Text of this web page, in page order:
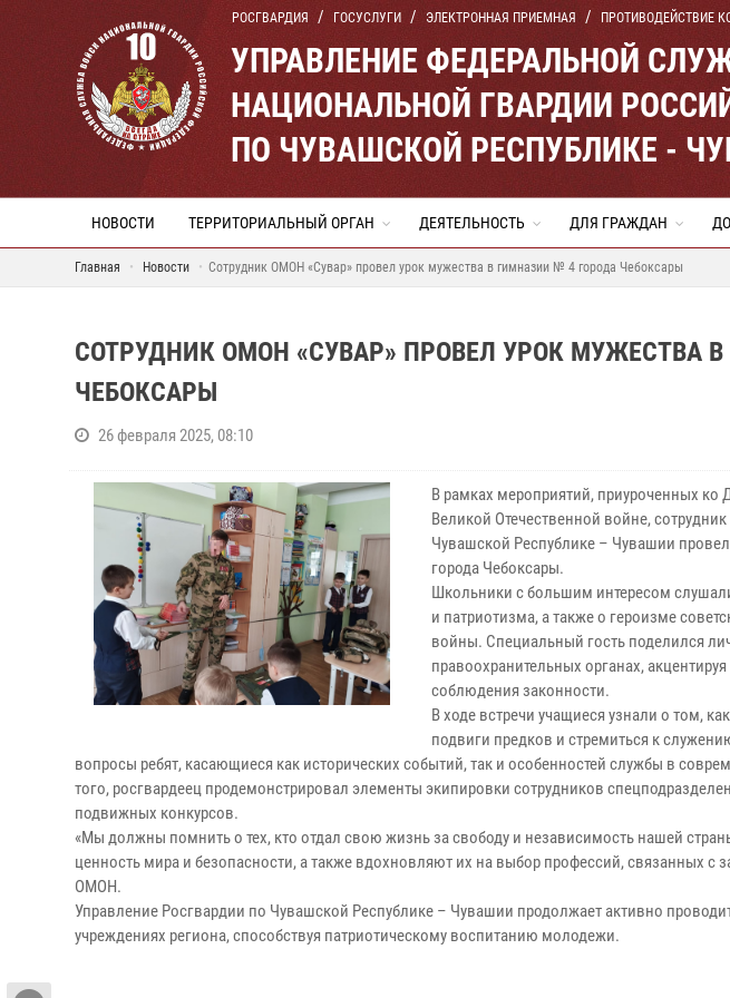
РОСГВАРДИЯ ГОСУСЛУГИ ЭЛЕКТРОННАЯ ПРИЕМНАЯ ПРОТИВОДЕЙСТВИЕ
УПРАВЛЕНИЕ ФЕДЕРАЛЬНОЙ
НАЦИОНАЛЬНОЙ ГВАРДИИ
ПО ЧУВАШСКОЙ РЕСПУБЛИКЕ -
НОВОСТИ ТЕРРИТОРИАЛЬНЫЙ ОРГАН ДЕЯТЕЛЬНОСТЬ ДЛЯ ГРАЖДАН
Главная Новости Сотрудник ОМОН «Сувар» провел урок мужества в гимназии № 4 города Чебоксары
СОТРУДНИК ОМОН «СУВАР» ПРОВЕЛ УРОК МУЖЕСТВА
ЧЕБОКСАРЫ
26 февраля 2025, 08:10
В рамках мероприятий, приуроченных
Великой Отечественной войне,
Чувашской Республике – Чувашии
города Чебоксары.
Школьники с большим интересом
и патриотизма, а также о героизме
войны. Специальный гость поделился
правоохранительных органах,
соблюдения законности.
В ходе встречи учащиеся узнали о том,
подвиги предков и стремиться к
вопросы ребят, касающиеся как исторических событий, так и особенностей службы в
того, росгвардеец продемонстрировал элементы экипировки сотрудников
подвижных конкурсов.
«Мы должны помнить о тех, кто отдал свою жизнь за свободу и независимость нашей
ценность мира и безопасности, а также вдохновляют их на выбор профессий, связанных с
ОМОН.
Управление Росгвардии по Чувашской Республике – Чувашии продолжает активно
учреждениях региона, способствуя патриотическому воспитанию молодежи.